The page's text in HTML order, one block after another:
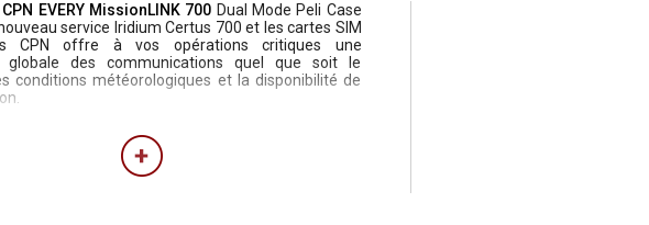
CPN EVERY MissionLINK 700 Dual Mode Peli Case
service Iridium Certus 700 et les cartes SIM
CPN offre à vos opérations critiques une
globale des communications quel que soit le
conditions météorologiques et la disponibilité de